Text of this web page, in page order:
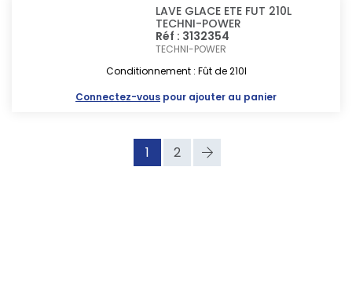
LAVE GLACE ETE FUT 210L
TECHNI-POWER
Réf : 3132354
TECHNI-POWER
Conditionnement : Fût de 210l
Connectez-vous pour ajouter au panier
1 2